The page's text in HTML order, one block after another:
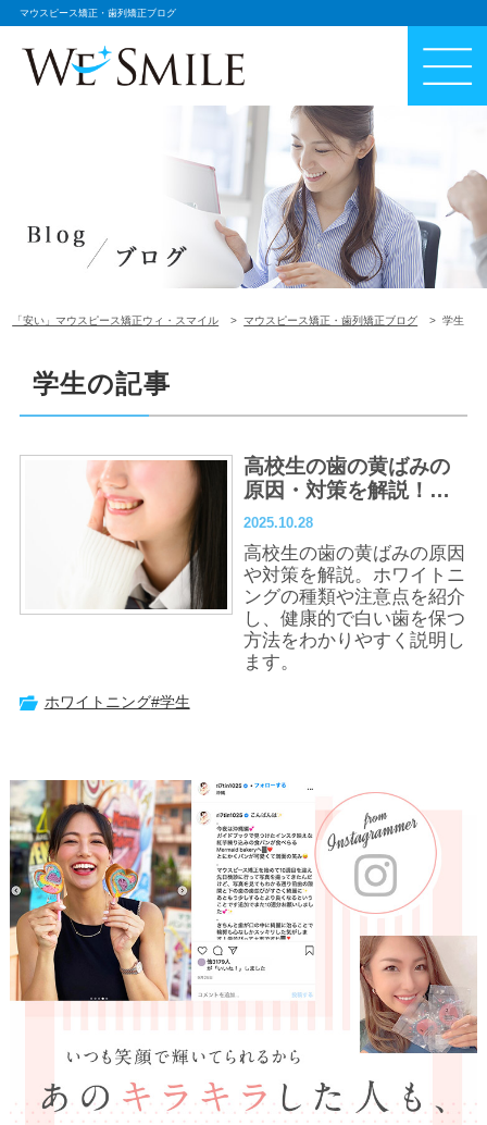
マウスピース矯正・歯列矯正ブログ
「安い」マウスピース矯正ウィ・スマイル マウスピース矯正・歯列矯正ブログ 学生
学生の記事
高校生の歯の黄ばみの
原因・対策を解説！ホ
ワイトニングをする際
の注意点とは？
2025.10.28
高校生の歯の黄ばみの原因
や対策を解説。ホワイトニ
ングの種類や注意点を紹介
し、健康的で白い歯を保つ
方法をわかりやすく説明し
ます。
ホワイトニング#学生